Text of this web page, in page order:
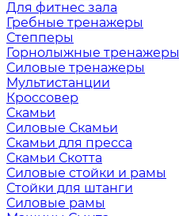
Для фитнес зала
Гребные тренажеры
Степперы
Горнолыжные тренажеры
Силовые тренажеры
Мультистанции
Кроссовер
Скамьи
Силовые Скамьи
Скамьи для пресса
Скамьи Скотта
Силовые стойки и рамы
Стойки для штанги
Силовые рамы